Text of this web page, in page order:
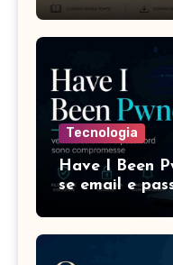
Tecnologia
Have I Been
se email e
compromesse